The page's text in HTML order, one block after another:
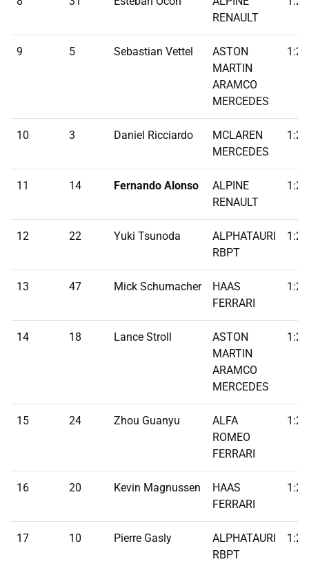
RENAULT
9 5 Sebastian Vettel
ASTON
MARTIN
ARAMCO
MERCEDES
10 3 Daniel Ricciardo
MCLAREN
MERCEDES
11 14 Fernando Alonso
ALPINE
RENAULT
12 22 Yuki Tsunoda
ALPHATAURI
RBPT
13 47 Mick Schumacher
HAAS
FERRARI
14 18 Lance Stroll
ASTON
MARTIN
ARAMCO
MERCEDES
15 24 Zhou Guanyu
ALFA
ROMEO
FERRARI
16 20 Kevin Magnussen
HAAS
FERRARI
17 10 Pierre Gasly
ALPHATAURI
RBPT